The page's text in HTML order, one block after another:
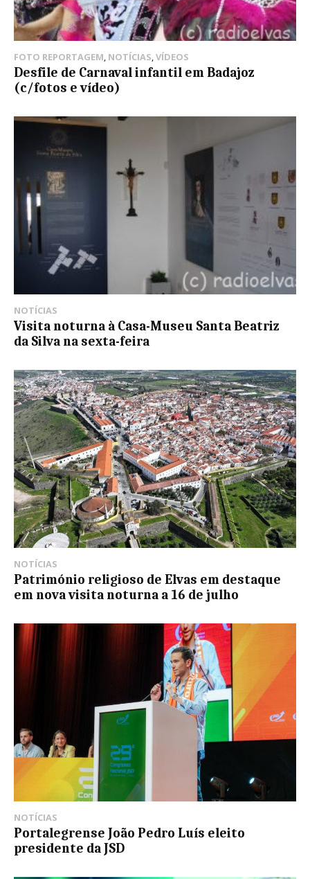
FOTO REPORTAGEM, NOTÍCIAS,VÍDEOS
Desfile de Carnaval infantil em Badajoz
(c/fotos e vídeo)
NOTÍCIAS
Visita noturna à Casa-Museu Santa Beatriz
da Silva na sexta-feira
NOTÍCIAS
Património religioso de Elvas em destaque
em nova visita noturna a 16 de julho
NOTÍCIAS
Portalegrense João Pedro Luís eleito
presidente da JSD